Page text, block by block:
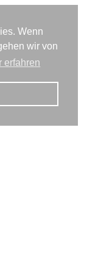
Wenn
wir von
erfahren